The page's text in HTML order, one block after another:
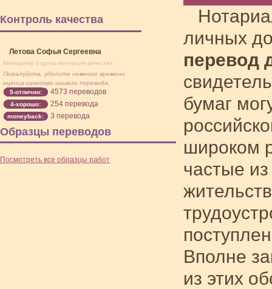
Контроль качества
Летова Софья Сергеевна
Менеджер отдела контроля качества
Пожалуйста, уделите немного времени
оценив качество нашего перевода.
5-отлично:
4573 переводов
4-хорошо: 254 перевода
moneyback: 3 перевода
Образцы переводов
Посмотреть все образцы работ
личных
перевод
бумаг
широком
частые
Вполне
из этих